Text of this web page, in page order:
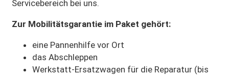
Servicebereich bei uns.
Zur Mobilitätsgarantie im Paket gehört:
eine Pannenhilfe vor Ort
das Abschleppen
Werkstatt-Ersatzwagen für die Reparatur (bis